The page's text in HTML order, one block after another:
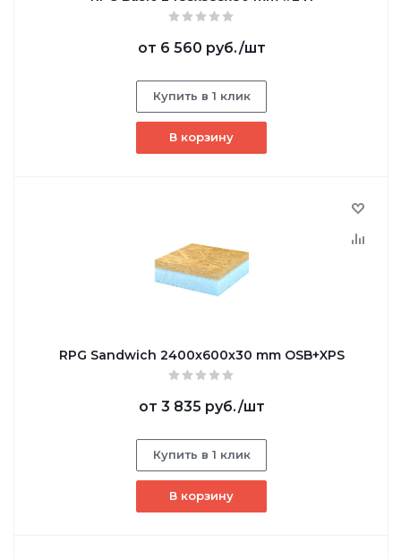
от 6 560 руб./шт
Купить в 1 клик
В корзину
RPG Sandwich 2400х600х30 mm OSB+XPS
от 3 835 руб./шт
Купить в 1 клик
В корзину